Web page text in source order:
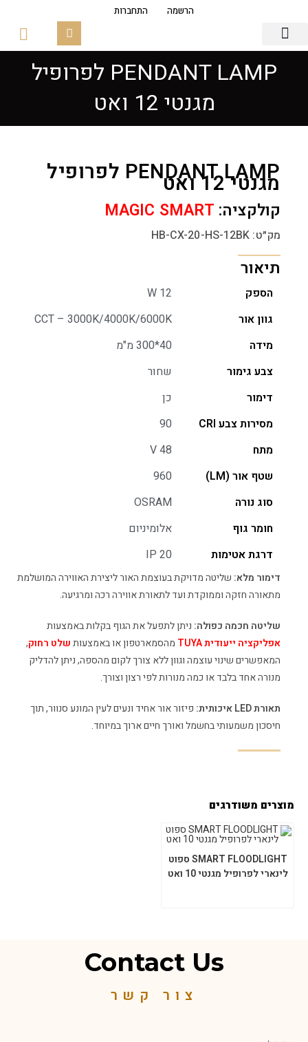
הרשמה התחברות
PENDANT LAMP לפרופיל
מגנטי 12 ואט
PENDANT LAMP לפרופיל מגנטי 12 ואט
קולקציה: MAGIC SMART
מק״ט: HB-CX-20-HS-12BK
תיאור
הספק
12 W
גוון אור
CCT – 3000K/4000K/6000K
מידה
40*300 מ"מ
צבע גימור
שחור
דימור
כן
מסירות צבע CRI
90
מתח
48 V
שטף אור (LM)
960
סוג נורה
OSRAM
חומר גוף
אלומיניום
דרגת אטימות
IP 20
דימור מלא: שליטה מדויקת בעוצמת האור ליצירת האווירה המושלמת
מתאורה חזקה וממוקדת ועד לתאורת אווירה רכה ומרגיעה.
שליטה חכמה כפולה: ניתן לתפעל את הגוף בקלות באמצעות
אפליקציה ייעודית TUYA
מהסמארטפון או באמצעותשלט רחוק,
המאפשרים שינוי עוצמה וגוון ללא צורך לקום מהספה, ניתן להדליק
מנורה אחד בלבד או כמה מנורות לפי רצון וצורך.
תאורת LED איכותית:
פיזור אור אחיד ונעים לעין המונע סנוור, תוך
חיסכון משמעותי בחשמל ואורך חיים ארוך במיוחד.
מוצרים משודרגים
SMART FLOODLIGHT ספוט
לינארי לפרופיל מגנטי 10 ואט
Contact Us
צור קשר